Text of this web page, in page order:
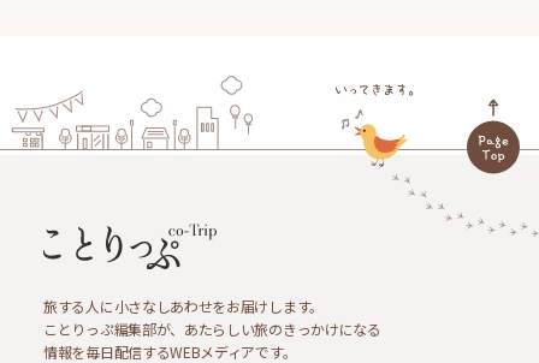
旅する人に小さなしあわせをお届けします。
ことりっぷ編集部が、あたらしい旅のきっかけになる
情報を毎日配信するWEBメディアです。